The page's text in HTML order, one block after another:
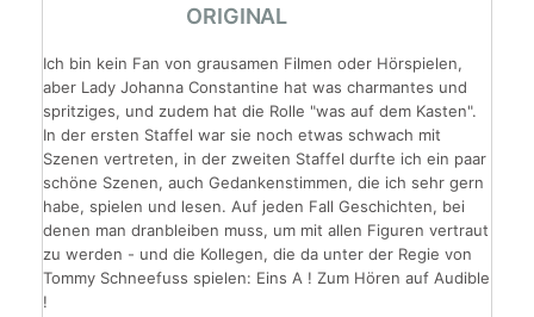
ORIGINAL
Ich bin kein Fan von grausamen Filmen oder Hörspielen,
aber Lady Johanna Constantine hat was charmantes und
spritziges, und zudem hat die Rolle "was auf dem Kasten".
In der ersten Staffel war sie noch etwas schwach mit
Szenen vertreten, in der zweiten Staffel durfte ich ein paar
schöne Szenen, auch Gedankenstimmen, die ich sehr gern
habe, spielen und lesen. Auf jeden Fall Geschichten, bei
denen man dranbleiben muss, um mit allen Figuren vertraut
zu werden - und die Kollegen, die da unter der Regie von
Tommy Schneefuss spielen: Eins A ! Zum Hören auf Audible
!